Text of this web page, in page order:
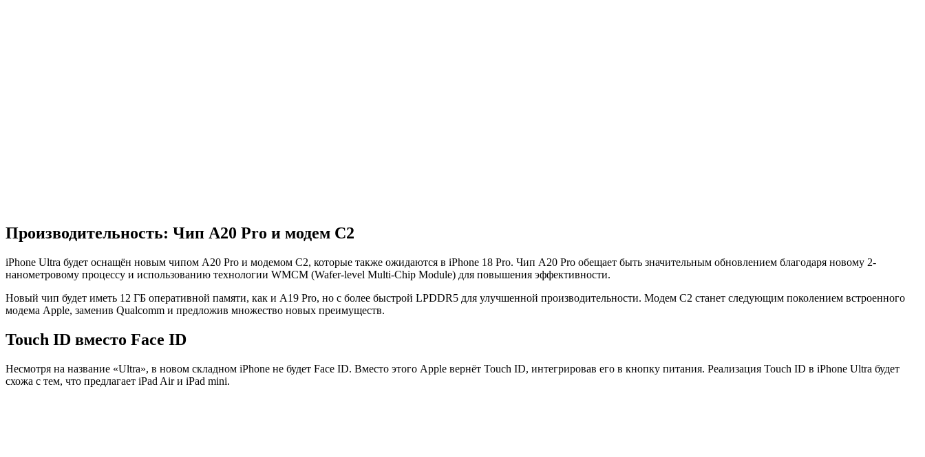
Производительность: Чип A20 Pro и модем C2
iPhone Ultra будет оснащён новым чипом A20 Pro и модемом C2, которые также ожидаются в iPhone 18 Pro. Чип A20 Pro обещает быть значительным обновлением благодаря новому 2-
нанометровому процессу и использованию технологии WMCM (Wafer-level Multi-Chip Module) для повышения эффективности.
Новый чип будет иметь 12 ГБ оперативной памяти, как и A19 Pro, но с более быстрой LPDDR5 для улучшенной производительности. Модем C2 станет следующим поколением встроенного
модема Apple, заменив Qualcomm и предложив множество новых преимуществ.
Touch ID вместо Face ID
Несмотря на название «Ultra», в новом складном iPhone не будет Face ID. Вместо этого Apple вернёт Touch ID, интегрировав его в кнопку питания. Реализация Touch ID в iPhone Ultra будет
схожа с тем, что предлагает iPad Air и iPad mini.